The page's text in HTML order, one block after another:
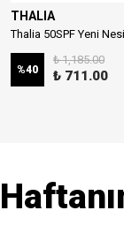
THALIA
%40
₺ 1,185.00
₺ 711.00